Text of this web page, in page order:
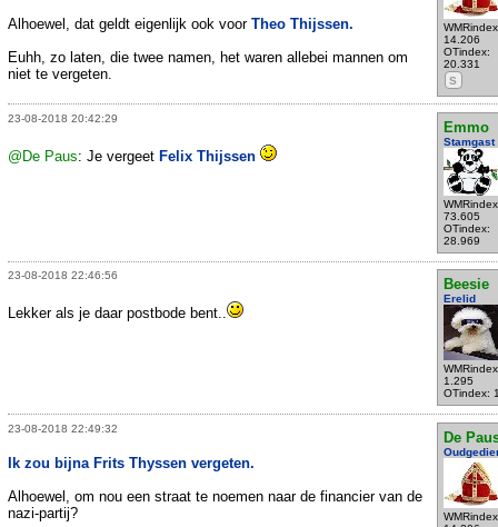
14.206
OTindex:
20.331
S
Alhoewel, dat geldt eigenlijk ook voor Theo Thijssen.
Euhh, zo laten, die twee namen, het waren allebei mannen om
niet te vergeten.
23-08-2018 20:42:29
Emmo
Stamgast
73.605
OTindex:
28.969
@De Paus: Je vergeet Felix Thijssen
23-08-2018 22:46:56
Beesie
Erelid
1.295
OTindex:
Lekker als je daar postbode bent..
23-08-2018 22:49:32
De
Ik zou bijna Frits Thyssen vergeten.
Alhoewel, om nou een straat te noemen naar de financier van de
nazi-partij?